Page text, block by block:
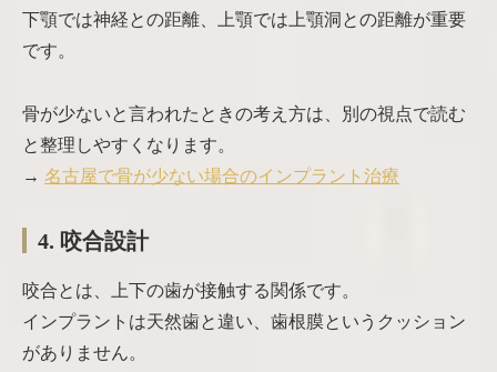
下顎では神経との距離、上顎では上顎洞との距離が重要
です。
骨が少ないと言われたときの考え方は、別の視点で読む
と整理しやすくなります。
→ 名古屋で骨が少ない場合のインプラント治療
4. 咬合設計
咬合とは、上下の歯が接触する関係です。
インプラントは天然歯と違い、歯根膜というクッション
がありません。